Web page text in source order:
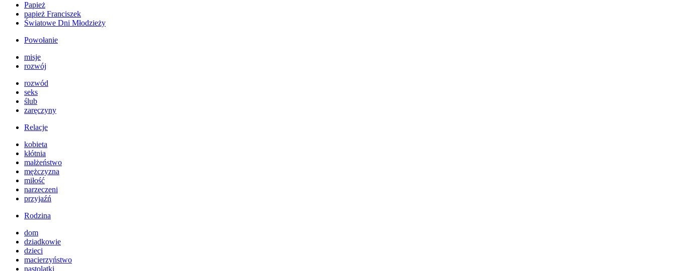
Papież
papież Franciszek
Światowe Dni Młodzieży
Powołanie
misje
rozwój
rozwód
seks
ślub
zaręczyny
Relacje
kobieta
kłótnia
małżeństwo
mężczyzna
miłość
narzeczeni
przyjaźń
Rodzina
dom
dziadkowie
dzieci
macierzyństwo
nastolatki